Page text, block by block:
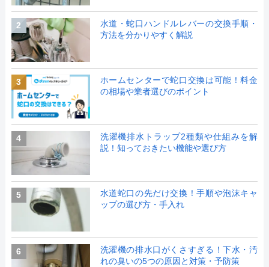
2
水道・蛇口ハンドルレバーの交換手順・
方法を分かりやすく解説
3
ホームセンターで蛇口交換は可能！料金
の相場や業者選びのポイント
4
洗濯機排水トラップ2種類や仕組みを解
説！知っておきたい機能や選び方
5
水道蛇口の先だけ交換！手順や泡沫キャ
ップの選び方・手入れ
6
洗濯機の排水口がくさすぎる！下水・汚
れの臭いの5つの原因と対策・予防策